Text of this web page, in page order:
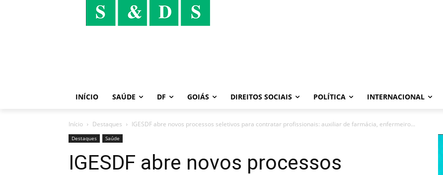
INÍCIO SAÚDE DF GOIÁS DIREITOS SOCIAIS POLÍTICA INTERNACIONAL
Início Destaques IGESDF abre novos processos seletivos para contratar profissionais: auxiliar de farmácia, enfermeiro...
Destaques Saúde
IGESDF abre novos processos